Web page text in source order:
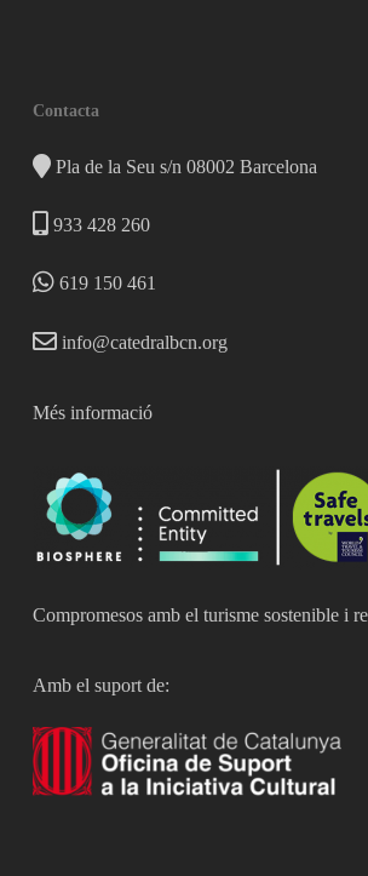
Contacta
Pla de la Seu s/n 08002 Barcelona
933 428 260
619 150 461
info@catedralbcn.org
Més informació
Compromesos amb el turisme sostenible i
Amb el suport de: